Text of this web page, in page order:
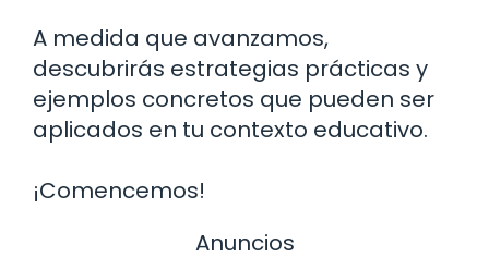
A medida que avanzamos,
descubrirás estrategias prácticas y
ejemplos concretos que pueden ser
aplicados en tu contexto educativo.
¡Comencemos!
Anuncios